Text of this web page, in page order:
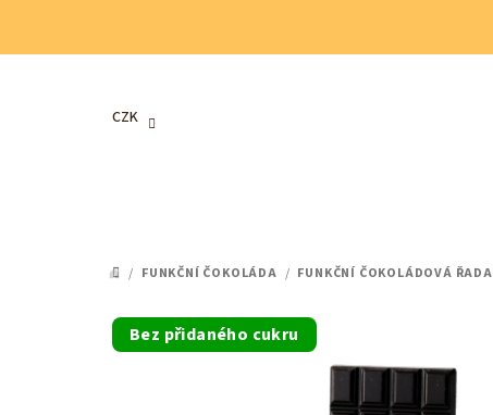
CZK
DOMŮ
/ FUNKČNÍ ČOKOLÁDA / FUNKČNÍ ČOKOLÁDOVÁ ŘADA
Bez přidaného cukru